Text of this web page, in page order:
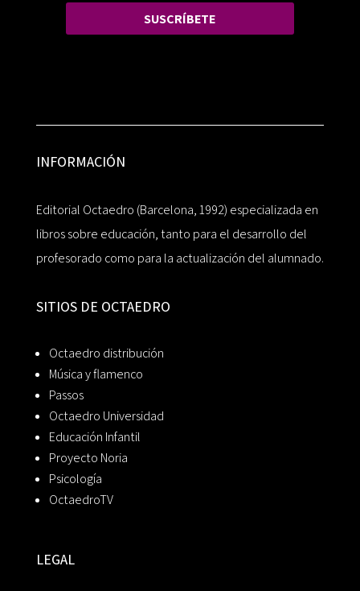
SUSCRÍBETE
INFORMACIÓN
Editorial Octaedro (Barcelona, 1992) especializada en
libros sobre educación, tanto para el desarrollo del
profesorado como para la actualización del alumnado.
SITIOS DE OCTAEDRO
Octaedro distribución
Música y flamenco
Passos
Octaedro Universidad
Educación Infantil
Proyecto Noria
Psicología
OctaedroTV
LEGAL